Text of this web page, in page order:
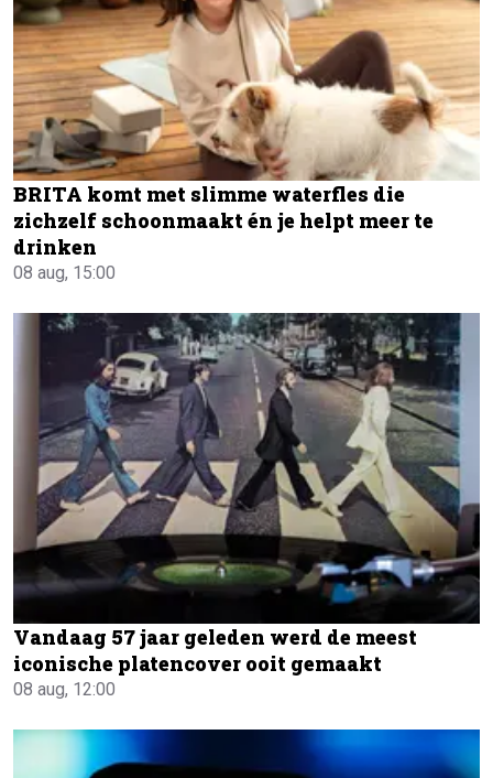
BRITA komt met slimme waterfles die
zichzelf schoonmaakt én je helpt meer te
drinken
08 aug, 15:00
Vandaag 57 jaar geleden werd de meest
iconische platencover ooit gemaakt
08 aug, 12:00